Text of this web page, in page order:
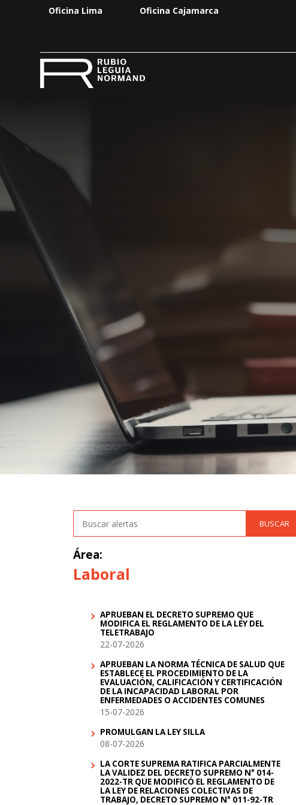
Oficina Lima Oficina Cajamarca
Área:
Laboral
APRUEBAN EL DECRETO SUPREMO QUE
MODIFICA EL REGLAMENTO DE LA LEY DEL
TELETRABAJO
22-07-2026
APRUEBAN LA NORMA TÉCNICA DE SALUD QUE
ESTABLECE EL PROCEDIMIENTO DE LA
EVALUACIÓN, CALIFICACIÓN Y CERTIFICACIÓN
DE LA INCAPACIDAD LABORAL POR
ENFERMEDADES O ACCIDENTES COMUNES
15-07-2026
PROMULGAN LA LEY SILLA
08-07-2026
LA CORTE SUPREMA RATIFICA PARCIALMENTE
LA VALIDEZ DEL DECRETO SUPREMO N° 014-
2022-TR QUE MODIFICÓ EL REGLAMENTO DE
LA LEY DE RELACIONES COLECTIVAS DE
TRABAJO, DECRETO SUPREMO N° 011-92-TR